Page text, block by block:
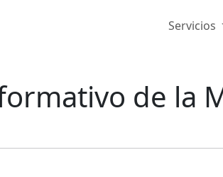
Servicios
de la